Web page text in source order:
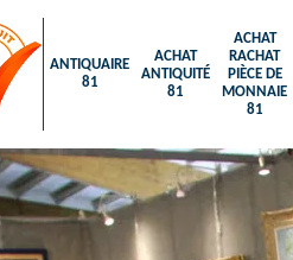
ANTIQUAIRE
81
ACHAT
ANTIQUITÉ
81
ACHAT
RACHAT
PIÈCE DE
MONNAIE
81